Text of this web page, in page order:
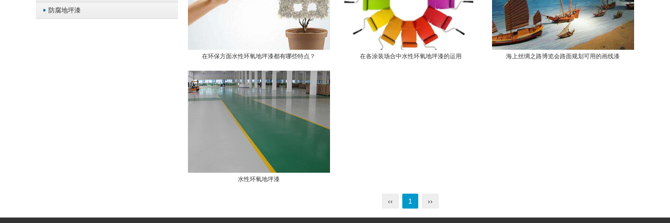
防腐地坪漆
在环保方面水性环氧地坪漆都有哪些特点？ 在各涂装场合中水性环氧地坪漆的运用 海上丝绸之路博览会路面规划可用的画线漆
水性环氧地坪漆
‹‹ 1 ››